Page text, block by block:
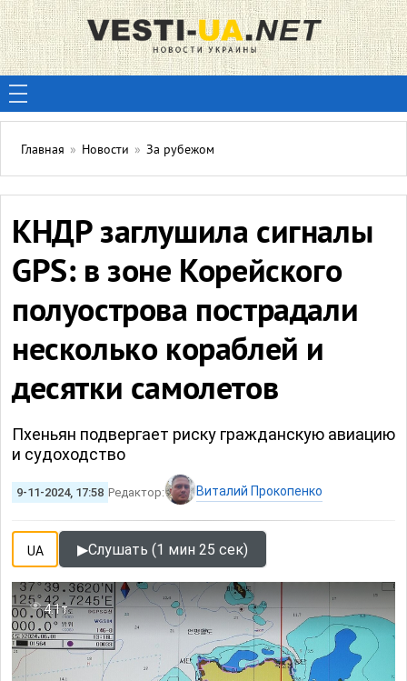
Главная » Новости » За рубежом
КНДР заглушила сигналы
GPS: в зоне Корейского
полуострова пострадали
несколько кораблей и
десятки самолетов
Пхеньян подвергает риску гражданскую авиацию
и судоходство
9-11-2024, 17:58 Редактор: Виталий Прокопенко
UA ▶Слушать (1 мин 25 сек)
4.1т